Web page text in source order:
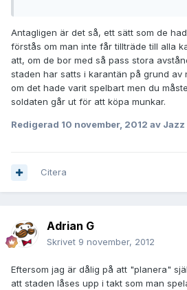
Antagligen är det så, ett sätt som de
förstås om man inte får tillträde till alla
att, om de bor med så pass stora
staden har satts i karantän på grund av
om det hade varit spelbart men du
soldaten går ut för att köpa munkar.
Redigerad 10 november, 2012 av Jazz
Citera
Adrian G
Skrivet 9 november, 2012
Eftersom jag är dålig på att "planera"
att staden låses upp i takt som man